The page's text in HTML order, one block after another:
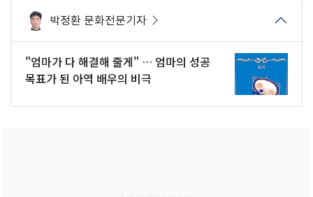
박정환 문화전문기자
"엄마가 다 해결해 줄게" … 엄마의 성공
목표가 된 아역 배우의 비극